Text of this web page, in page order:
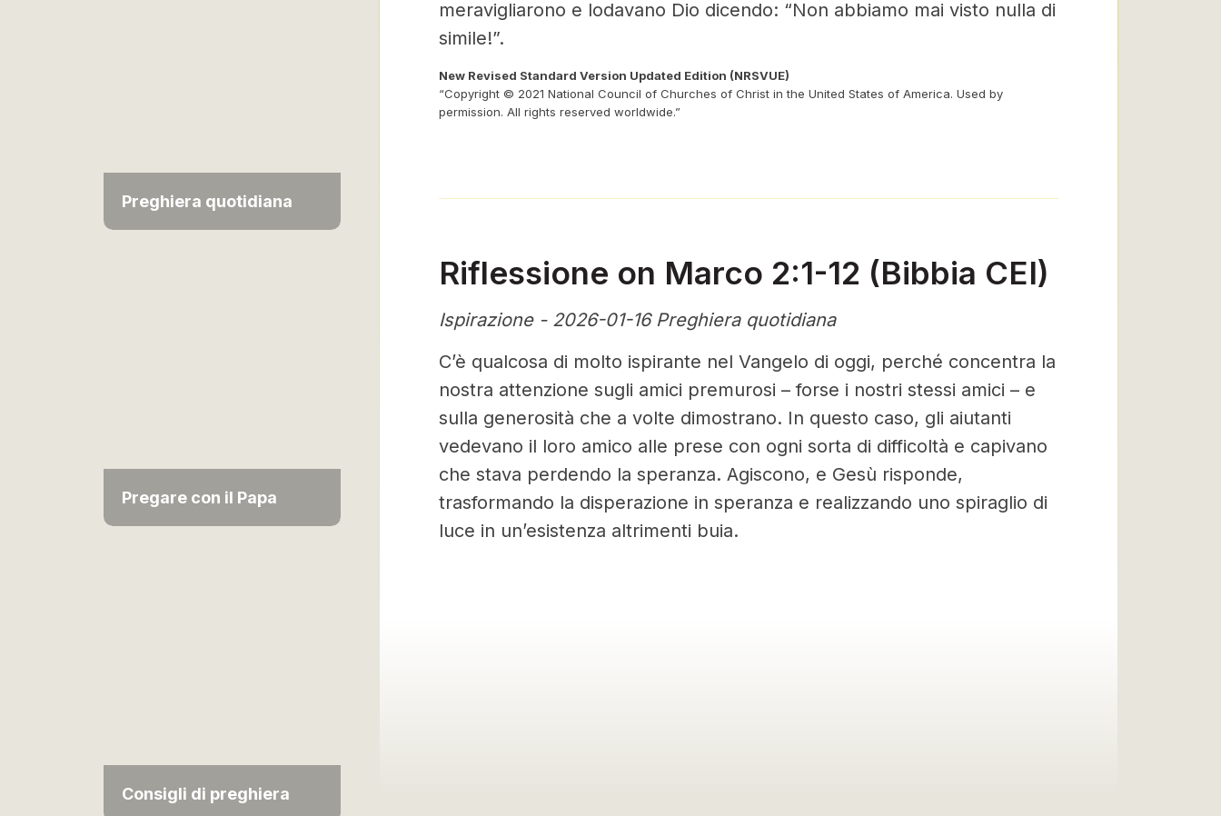
Preghiera quotidiana
Pregare con il Papa
Consigli di preghiera
meravigliarono e lodavano Dio dicendo: “Non abbiamo mai visto nulla di
simile!”.
New Revised Standard Version Updated Edition (NRSVUE)
“Copyright © 2021 National Council of Churches of Christ in the United States of America. Used by
permission. All rights reserved worldwide.”
Riflessione on Marco 2:1-12 (Bibbia CEI)
Ispirazione - 2026-01-16 Preghiera quotidiana
C’è qualcosa di molto ispirante nel Vangelo di oggi, perché concentra la
nostra attenzione sugli amici premurosi – forse i nostri stessi amici – e
sulla generosità che a volte dimostrano. In questo caso, gli aiutanti
vedevano il loro amico alle prese con ogni sorta di difficoltà e capivano
che stava perdendo la speranza. Agiscono, e Gesù risponde,
trasformando la disperazione in speranza e realizzando uno spiraglio di
luce in un’esistenza altrimenti buia.